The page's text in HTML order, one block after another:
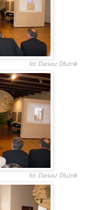
fot. Dariusz Dłużnik
fot. Dariusz Dłużnik